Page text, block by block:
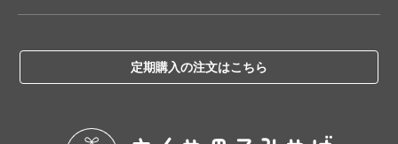
定期購入の注文はこちら